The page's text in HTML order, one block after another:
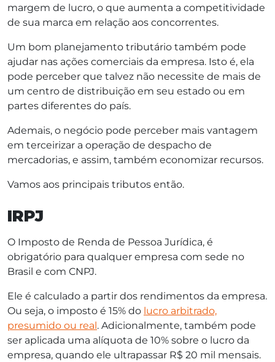
margem de lucro, o que aumenta a competitividade
de sua marca em relação aos concorrentes.
Um bom planejamento tributário também pode
ajudar nas ações comerciais da empresa. Isto é, ela
pode perceber que talvez não necessite de mais de
um centro de distribuição em seu estado ou em
partes diferentes do país.
Ademais, o negócio pode perceber mais vantagem
em terceirizar a operação de despacho de
mercadorias, e assim, também economizar recursos.
Vamos aos principais tributos então.
IRPJ
O Imposto de Renda de Pessoa Jurídica, é
obrigatório para qualquer empresa com sede no
Brasil e com CNPJ.
Ele é calculado a partir dos rendimentos da empresa.
Ou seja, o imposto é 15% do lucro arbitrado,
presumido ou real . Adicionalmente, também pode
ser aplicada uma alíquota de 10% sobre o lucro da
empresa, quando ele ultrapassar R$ 20 mil mensais.